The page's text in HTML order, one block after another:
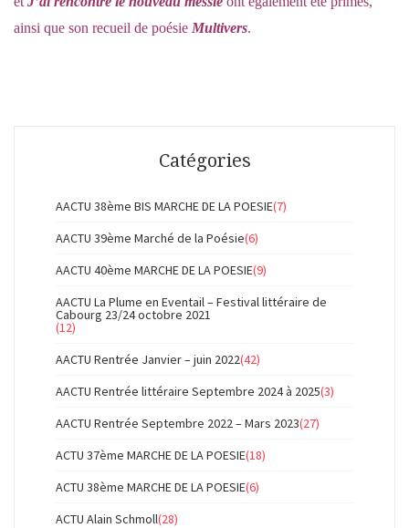
ainsi que son recueil de poésie Multivers.
Catégories
AACTU 38ème BIS MARCHE DE LA POESIE(7)
AACTU 39ème Marché de la Poésie(6)
AACTU 40ème MARCHE DE LA POESIE(9)
AACTU La Plume en Eventail – Festival littéraire de
Cabourg 23/24 octobre 2021
(12)
AACTU Rentrée Janvier – juin 2022(42)
AACTU Rentrée littéraire Septembre 2024 à 2025(3)
AACTU Rentrée Septembre 2022 – Mars 2023(27)
ACTU 37ème MARCHE DE LA POESIE(18)
ACTU 38ème MARCHE DE LA POESIE(6)
ACTU Alain Schmoll(28)